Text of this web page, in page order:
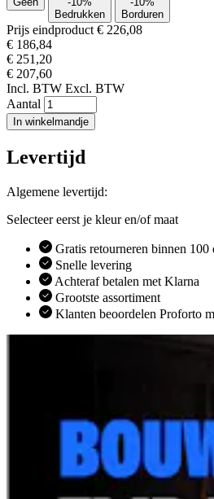
Bedrukken
Borduren
Prijs eindproduct € 226,08
€ 186,84
€ 251,20
€ 207,60
Incl. BTW Excl. BTW
Aantal
In winkelmandje
Levertijd
Algemene levertijd:
Selecteer eerst je kleur en/of maat
Gratis retourneren binnen 100
Snelle levering
Achteraf betalen met Klarna
Grootste assortiment
Klanten beoordelen Proforto